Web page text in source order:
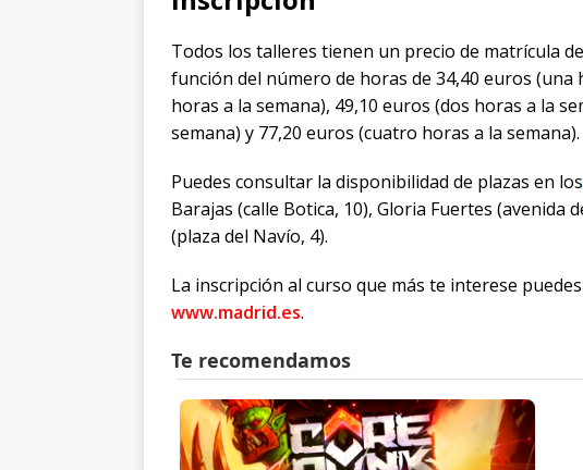
Todos los talleres tienen un precio de matrícula
función del número de horas de 34,40 euros (una
horas a la semana), 49,10 euros (dos horas a la
semana) y 77,20 euros (cuatro horas a la semana).
Puedes consultar la disponibilidad de plazas en los
Barajas (calle Botica, 10), Gloria Fuertes (avenida
(plaza del Navío, 4).
La inscripción al curso que más te interese
www.madrid.es.